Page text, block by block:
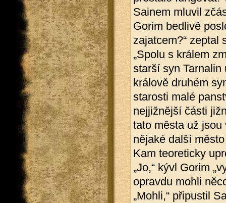
Sainem mluvil
Gorim bedlivě
zajatcem?“ zeptal
„Spolu s králem
starší syn
králově druhém
starosti malé
nejjižnější části
tato města už
nějaké další
Kam teoreticky
„Jo,“ kývl Gorim
opravdu mohli
„Mohli,“ připustil